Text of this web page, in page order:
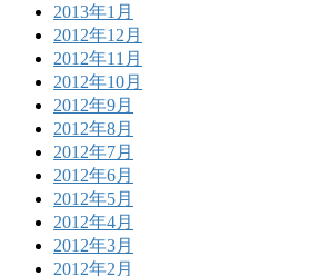
2013年1月
2012年12月
2012年11月
2012年10月
2012年9月
2012年8月
2012年7月
2012年6月
2012年5月
2012年4月
2012年3月
2012年2月